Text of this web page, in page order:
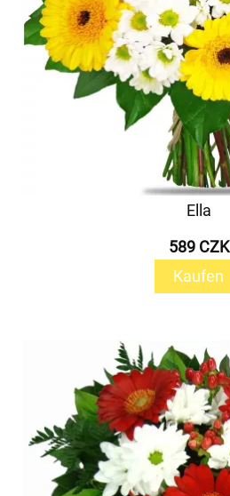
Ella
589 CZK
Kaufen